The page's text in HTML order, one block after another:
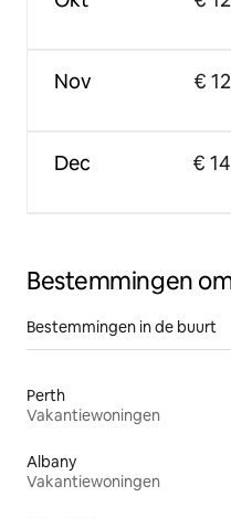
Nov
Dec
€
€
Bestemmingen
Bestemmingen in de buurt
Perth
Vakantiewoningen
Albany
Vakantiewoningen